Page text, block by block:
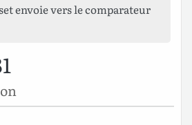
envoie vers le comparateur